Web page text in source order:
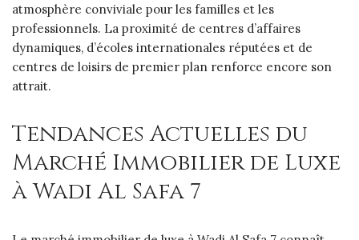
atmosphère conviviale pour les familles et les
professionnels. La proximité de centres d’affaires
dynamiques, d’écoles internationales réputées et de
centres de loisirs de premier plan renforce encore son
attrait.
Tendances Actuelles du
Marché Immobilier de Luxe
à Wadi Al Safa 7